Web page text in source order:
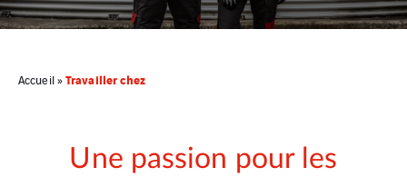
Accueil»Travailler chez
Une passion pour les